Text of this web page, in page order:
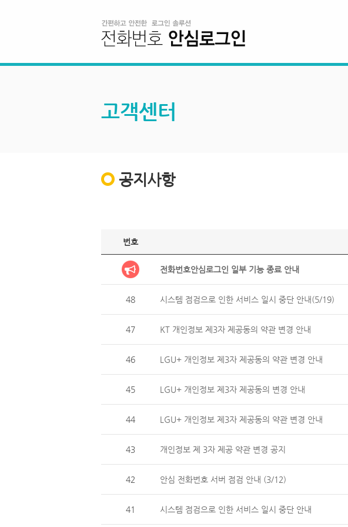
고객센터
공지사항
번호
전화번호안심로그인 일부 기능 종료 안내
48 시스템 점검으로 인한 서비스 일시 중단 안내(5/19)
47 KT 개인정보 제3자 제공동의 약관 변경 안내
46 LGU+ 개인정보 제3자 제공동의 약관 변경 안내
45 LGU+ 개인정보 제3자 제공동의 변경 안내
44 LGU+ 개인정보 제3자 제공동의 약관 변경 안내
43 개인정보 제 3자 제공 약관 변경 공지
42 안심 전화번호 서버 점검 안내 (3/12)
41 시스템 점검으로 인한 서비스 일시 중단 안내